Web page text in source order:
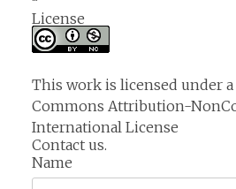
License
This work is licensed under a
Commons Attribution-
International License
Contact us.
Name